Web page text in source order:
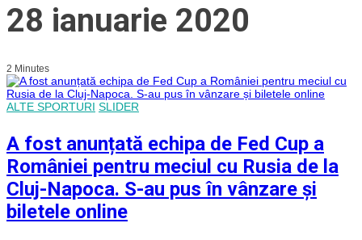
28 ianuarie 2020
2 Minutes
ALTE SPORTURI SLIDER
A fost anunțată echipa de Fed Cup a
României pentru meciul cu Rusia de la
Cluj-Napoca. S-au pus în vânzare și
biletele online